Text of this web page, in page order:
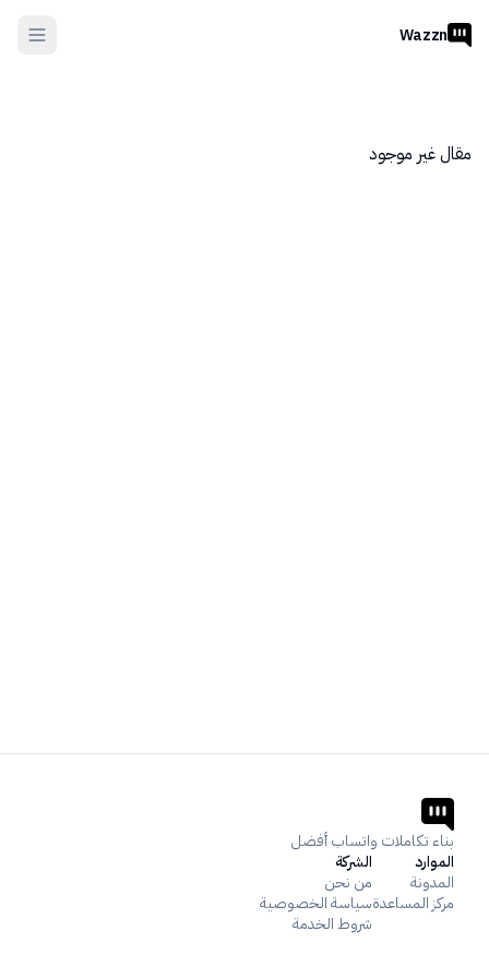
Wazzn
مقال غير موجود
بناء تكاملات واتساب أفضل
الموارد
المدونة
مركز المساعدة
الشركة
من نحن
سياسة الخصوصية
شروط الخدمة